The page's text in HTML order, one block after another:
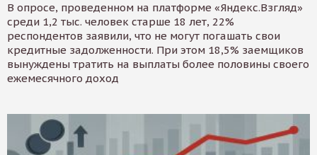
В опросе, проведенном на платформе «Яндекс.Взгляд»
среди 1,2 тыс. человек старше 18 лет, 22%
респондентов заявили, что не могут погашать свои
кредитные задолженности. При этом 18,5% заемщиков
вынуждены тратить на выплаты более половины своего
ежемесячного доход